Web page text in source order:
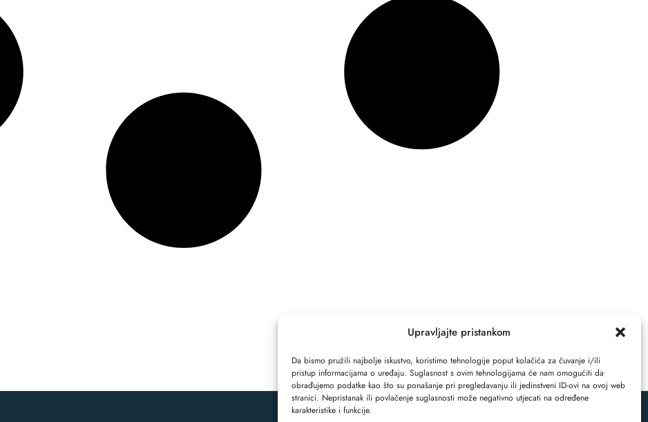
Upravljajte pristankom
Da bismo pružili najbolje iskustvo, koristimo tehnologije poput kolačića za čuvanje i/ili
pristup informacijama o uređaju. Suglasnost s ovim tehnologijama će nam omogućiti da
obrađujemo podatke kao što su ponašanje pri pregledavanju ili jedinstveni ID-ovi na ovoj web
stranici. Nepristanak ili povlačenje suglasnosti može negativno utjecati na određene
karakteristike i funkcije.